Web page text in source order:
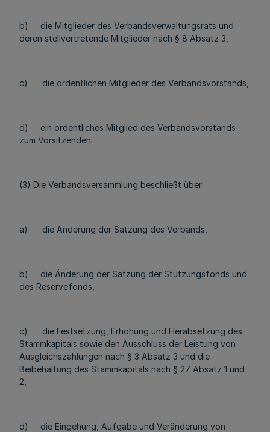
b) die Mitglieder des Verbandsverwaltungsrats und
deren stellvertretende Mitglieder nach § 8 Absatz 3,
c) die ordentlichen Mitglieder des Verbandsvorstands,
d) ein ordentliches Mitglied des Verbandsvorstands
zum Vorsitzenden.
(3) Die Verbandsversammlung beschließt über:
a) die Änderung der Satzung des Verbands,
b) die Änderung der Satzung der Stützungsfonds und
des Reservefonds,
c) die Festsetzung, Erhöhung und Herabsetzung des
Stammkapitals sowie den Ausschluss der Leistung von
Ausgleichszahlungen nach § 3 Absatz 3 und die
Beibehaltung des Stammkapitals nach § 27 Absatz 1 und
2,
d) die Eingehung, Aufgabe und Veränderung von